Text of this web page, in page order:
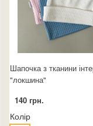
Шапочка з тканини
"локшина"
140 грн.
Колір